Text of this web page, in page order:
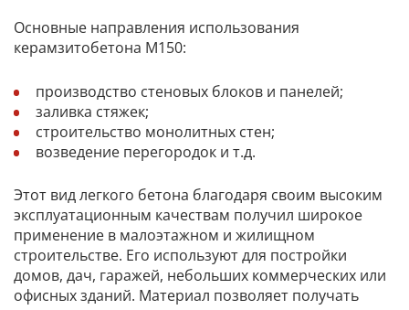
Основные направления использования
керамзитобетона М150:
производство стеновых блоков и панелей;
заливка стяжек;
строительство монолитных стен;
возведение перегородок и т.д.
Этот вид легкого бетона благодаря своим высоким
эксплуатационным качествам получил широкое
применение в малоэтажном и жилищном
строительстве. Его используют для постройки
домов, дач, гаражей, небольших коммерческих или
офисных зданий. Материал позволяет получать